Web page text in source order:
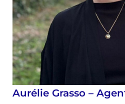
Aurélie Grasso –